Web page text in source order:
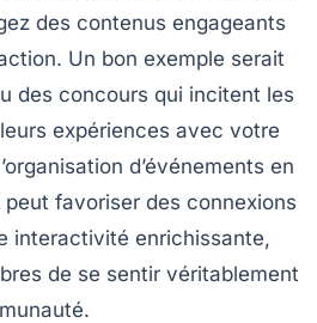
des contenus engageants
Un bon exemple serait
des concours qui incitent les
expériences avec votre
d’événements en
favoriser des connexions
interactivité enrichissante,
de se sentir véritablement